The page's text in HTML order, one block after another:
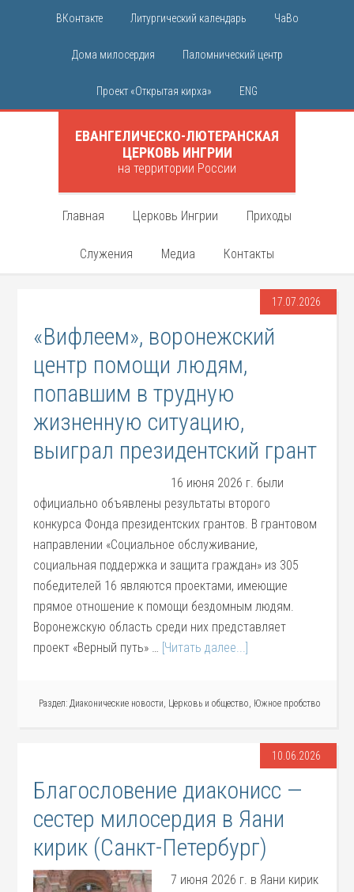
ВКонтакте Литургический календарь ЧаВо
Дома милосердия Паломнический центр
Проект «Открытая кирха» ENG
ЕВАНГЕЛИЧЕСКО-ЛЮТЕРАНСКАЯ
ЦЕРКОВЬ ИНГРИИ
на территории России
Главная Церковь Ингрии Приходы
Служения Медиа Контакты
17.07.2026
«Вифлеем», воронежский
центр помощи людям,
попавшим в трудную
жизненную ситуацию,
выиграл президентский грант
16 июня 2026 г. были
официально объявлены результаты второго
конкурса Фонда президентских грантов. В грантовом
направлении «Социальное обслуживание,
социальная поддержка и защита граждан» из 305
победителей 16 являются проектами, имеющие
прямое отношение к помощи бездомным людям.
Воронежскую область среди них представляет
проект «Верный путь» … [Читать далее...]
Раздел: Диаконические новости, Церковь и общество, Южное пробство
10.06.2026
Благословение диаконисс —
сестер милосердия в Яани
кирик (Санкт-Петербург)
7 июня 2026 г. в Яани кирик